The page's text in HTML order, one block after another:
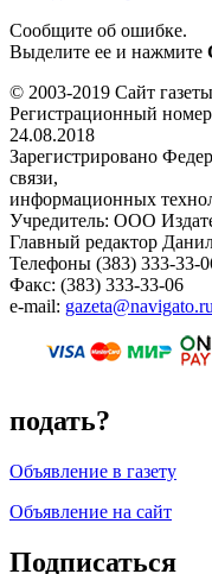
Сообщите об ошибке.
Выделите ее и нажмите
© 2003-2019 Сайт
Регистрационный
24.08.2018
Зарегистрировано
связи,
информационных
Учредитель: ООО
Главный редактор
Телефоны (383) 333-33-
Факс: (383) 333-33-06
e-mail: gazeta@navigato.ru
подать?
Объявление в газету
Объявление на сайт
Подписаться